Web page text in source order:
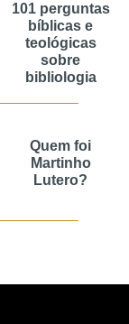
101 perguntas
bíblicas e
teológicas
sobre
bibliologia
Quem foi
Martinho
Lutero?